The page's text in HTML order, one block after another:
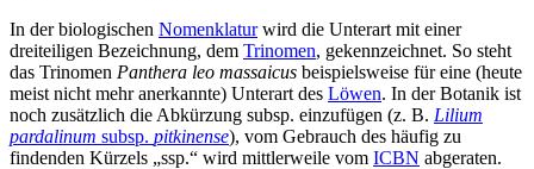
In der biologischen Nomenklaturwird die Unterart mit einer
dreiteiligen Bezeichnung, dem Trinomen, gekennzeichnet. So steht
das Trinomen Panthera leo massaicus beispielsweise für eine (heute
meist nicht mehr anerkannte) Unterart des Löwen. In der Botanik ist
noch zusätzlich die Abkürzung subsp. einzufügen (z. B. Lilium
pardalinum subsp. pitkinense), vom Gebrauch des häufig zu
findenden Kürzels „ssp.“ wird mittlerweile vom ICBN abgeraten.